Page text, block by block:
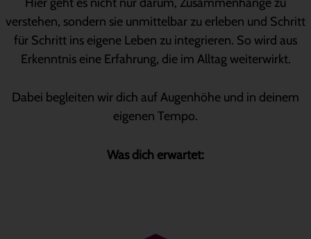
verstehen, sondern sie unmittelbar zu erleben und Schritt
für Schritt ins eigene Leben zu integrieren. So wird aus
Erkenntnis eine Erfahrung, die im Alltag weiterwirkt.
Dabei begleiten wir dich auf Augenhöhe und in deinem
eigenen Tempo.
Was dich erwartet: